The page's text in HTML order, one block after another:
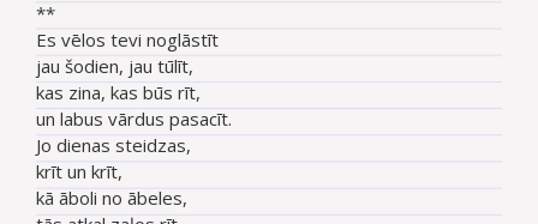
**
Es vēlos tevi noglāstīt
jau šodien, jau tūlīt,
kas zina, kas būs rīt,
un labus vārdus pasacīt.
Jo dienas steidzas,
krīt un krīt,
kā āboli no ābeles,